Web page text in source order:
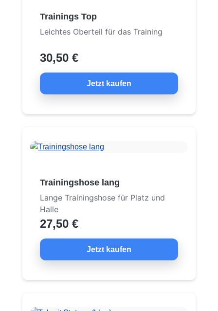
Trainings Top
Leichtes Oberteil für das Training
30,50 €
Jetzt kaufen
Trainingshose lang
Lange Trainingshose für Platz und
Halle
27,50 €
Jetzt kaufen